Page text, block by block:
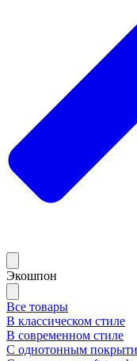
Экошпон
Все товары
В классическом стиле
В современном стиле
С однотонным